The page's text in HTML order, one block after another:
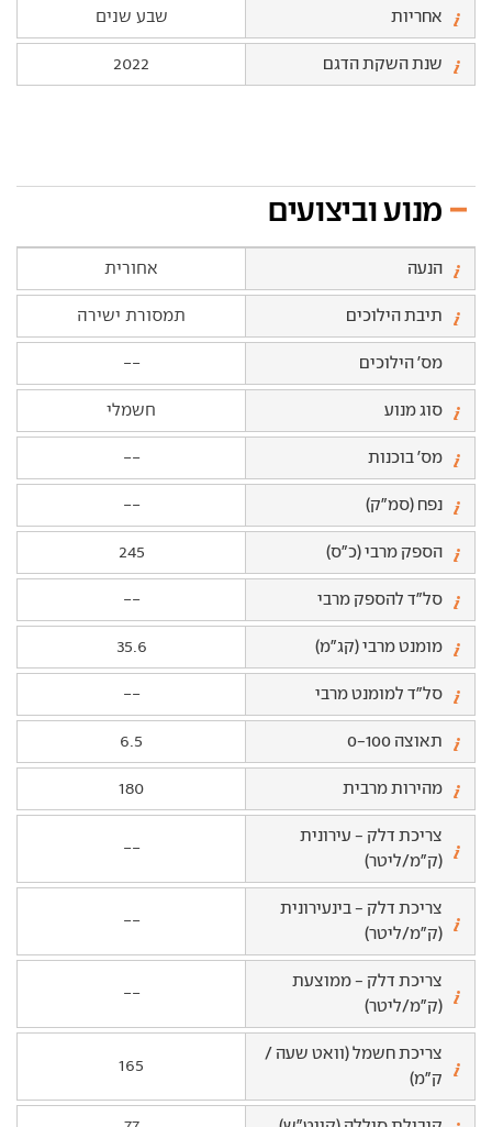
אחריות שבע שנים
שנת השקת הדגם 2022
מנוע וביצועים
הנעה אחורית
תיבת הילוכים תמסורת ישירה
מס' הילוכים --
סוג מנוע חשמלי
מס' בוכנות --
נפח (סמ"ק) --
הספק מרבי (כ"ס) 245
סל"ד להספק מרבי --
מומנט מרבי (קג"מ) 35.6
סל"ד למומנט מרבי --
תאוצה 0-100 6.5
מהירות מרבית 180
צריכת דלק - עירונית
(ק"מ/ליטר)
--
צריכת דלק - בינעירונית
(ק"מ/ליטר)
--
צריכת דלק - ממוצעת
(ק"מ/ליטר)
--
צריכת חשמל (וואט שעה /
ק"מ)
165